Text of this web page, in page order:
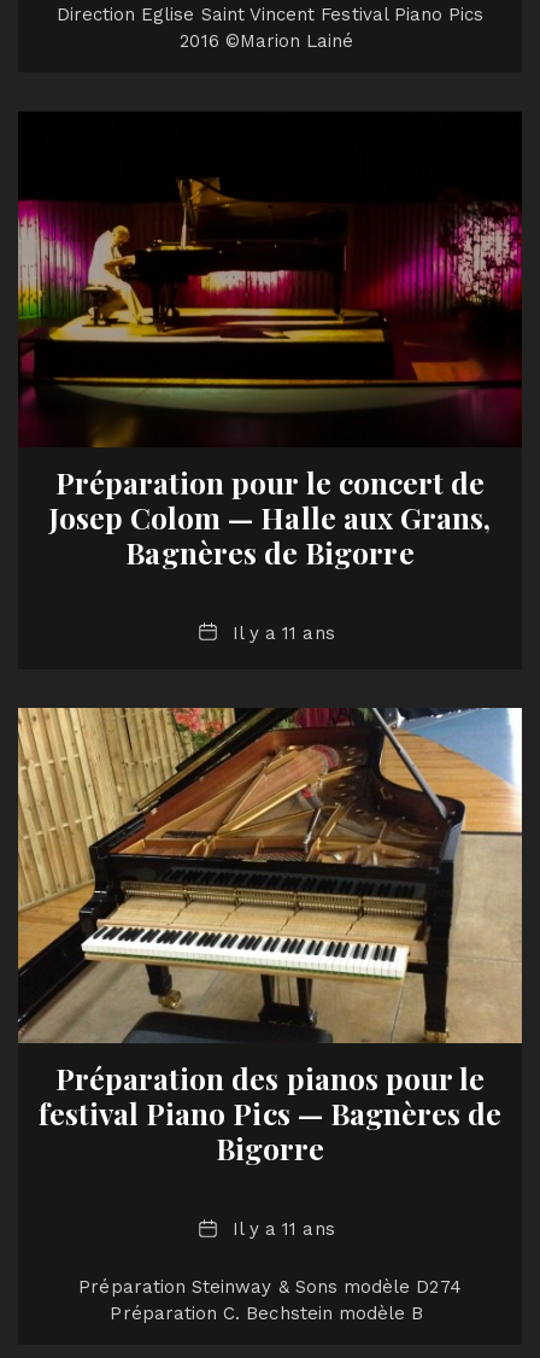
Direction Eglise Saint Vincent Festival Piano Pics
2016 ©Marion Lainé
Préparation pour le concert de
Josep Colom — Halle aux Grans,
Bagnères de Bigorre
DateIl y a 11 ans
Préparation des pianos pour le
festival Piano Pics — Bagnères de
Bigorre
DateIl y a 11 ans
Préparation Steinway & Sons modèle D274
Préparation C. Bechstein modèle B